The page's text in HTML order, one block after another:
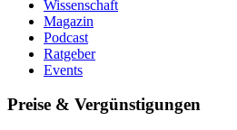
Wissenschaft
Magazin
Podcast
Ratgeber
Events
Preise & Vergünstigungen